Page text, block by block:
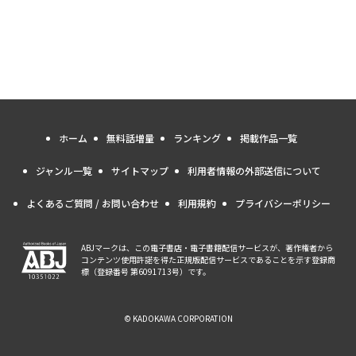
ホーム 無料話増量 ランキング 掲載作品一覧
ジャンル一覧 サイトマップ 利用者情報の外部送信について
よくあるご質問 / お問い合わせ 利用規約 プライバシーポリシー
ABJマークは、この電子書店・電子書籍配信サービスが、著作権者から
コンテンツ使用許諾を得た正規版配信サービスであることを示す登録商
標（登録番号 第6091713号）です。
© KADOKAWA CORPORATION